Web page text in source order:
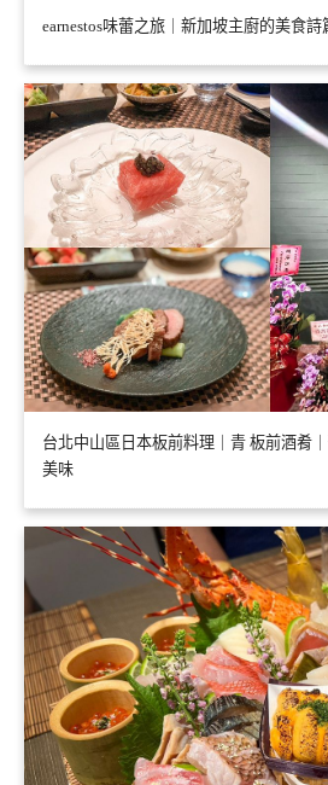
earnestos味蕾之旅｜新加坡主廚的美食
台北中山區日本板前料理｜青 板前酒肴
美味